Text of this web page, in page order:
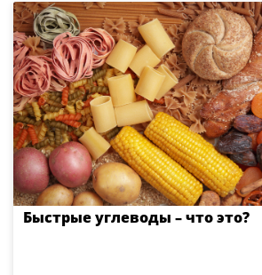
Быстрые углеводы – что это?